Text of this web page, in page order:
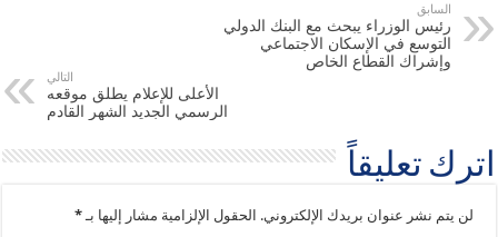
السابق
رئيس الوزراء يبحث مع البنك الدولي
التوسع في الإسكان الاجتماعي
وإشراك القطاع الخاص
التالي
الأعلى للإعلام يطلق موقعه
الرسمي الجديد الشهر القادم
اترك تعليقاً
لن يتم نشر عنوان بريدك الإلكتروني. الحقول الإلزامية مشار إليها بـ*